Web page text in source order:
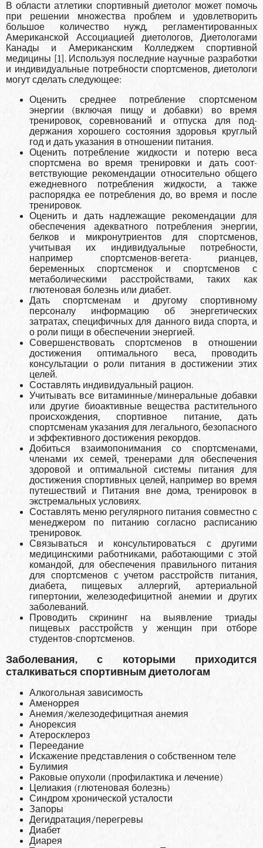
В области атлетики спортивный диетолог может помочь
при решении множества проблем и удов­летворить
большое количество нужд, регламен­тированных
Американской Ассоциацией дието­логов, Диетологами
Канады и Американским Колледжем спортивной
медицины [1]. Исполь­зуя последние научные разработки
и индивиду­альные потребности спортсменов, диетологи
мо­гут сделать следующее:
Оценить среднее потребление спортсменом
энергии (включая пищу и добавки) во время
тренировок, соревнований и отпуска для под­
держания хорошего состояния здоровья круг­лый
год и дать указания в отношении питания.
Оценить потребление жидкости и потерю веса
спортсмена во время тренировки и дать соот­
ветствующие рекомендации относительно об­щего
ежедневного потребления жидкости, а также
распорядка ее потребления до, во вре­мя и после
тренировок.
Оценить и дать надлежащие рекомендации для
обеспечения адекватного потребления энергии,
белков и микронутриентов для спортсменов,
учитывая их индивидуальные потребности,
например спортсменов-вегета- рианцев,
беременных спортсменок и спорт­сменов с
метаболическими расстройствами, таких как
глютеновая болезнь или диабет.
Дать спортсменам и другому спортивному
персоналу информацию об энергетических
затратах, специфичных для данного вида спорта, и
о роли пищи в обеспечении энергией.
Совершенствовать спортсменов в отношении
достижения оптимального веса, проводить
консультации о роли питания в достижении этих
целей.
Составлять индивидуальный рацион.
Учитывать все витаминные/минеральные до­бавки
или другие биоактивные вещества рас­тительного
происхождения, спортивное пита­ние, дать
спортсменам указания для легально­го, безопасного
и эффективного достижения рекордов.
Добиться взаимопонимания со спортсменами,
членами их семей, тренерами для обеспечения
здоровой и оптимальной системы питания для
достижения спортивных целей, например во время
путешествий и Питания вне дома, тре­нировок в
экстремальных условиях.
Составлять меню регулярного питания совме­стно с
менеджером по питанию согласно рас­писанию
тренировок.
Связываться и консультироваться с другими
медицинскими работниками, работающими с этой
командой, для обеспечения правильного питания
для спортсменов с учетом расстройств питания,
диабета, пищевых аллергий, артери­альной
гипертонии, железодефицитной анемии и других
заболеваний.
Проводить скрининг на выявление триады
пищевых расстройств у женщин при отборе
студентов-спортсменов.
Заболевания, с которыми приходится
сталкиваться спортивным диетологам
Алкогольная зависимость
Аменоррея
Анемия/железодефицитная анемия
Анорексия
Атеросклероз
Переедание
Искажение представления о собственном теле
Булимия
Раковые опухоли (профилактика и лечение)
Целиакия (глютеновая болезнь)
Синдром хронической усталости
Запоры
Дегидратация/перегревы
Диабет
Диарея